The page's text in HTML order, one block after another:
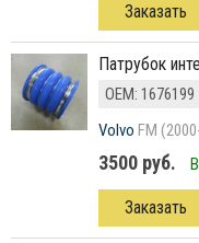
Заказать
патрубок
ОЕМ: 1676199
Volvo FM
3500 руб.
Заказать